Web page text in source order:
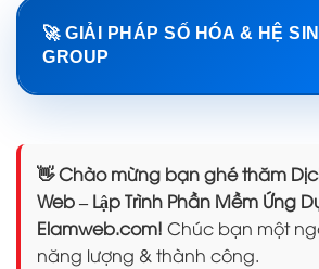
🚀 GIẢI PHÁP SỐ HÓA & HỆ
GROUP
👋 Chào mừng bạn ghé thăm
Web – Lập Trình Phần Mềm Ứng
Elamweb.com! Chúc bạn một
năng lượng & thành công.